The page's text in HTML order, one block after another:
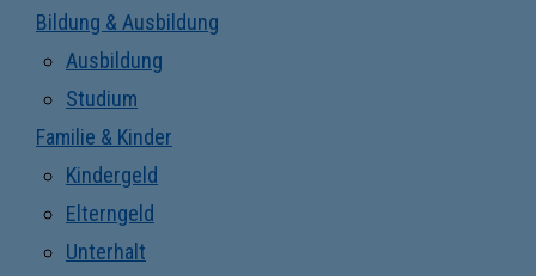
Bildung & Ausbildung
Ausbildung
Studium
Familie & Kinder
Kindergeld
Elterngeld
Unterhalt